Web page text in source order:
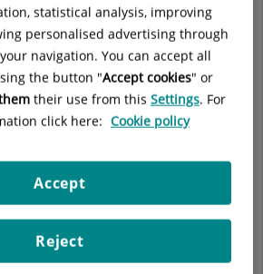
para la permanencia
nacido con su madre
en la UCI
clínicas de ambos lo
de seguridad.
statistical analysis, improving
personalised advertising through
navigation. You can accept all
the button "Accept cookies" or
their use from this Settings. For
click here: Cookie policy
Reject
Accept